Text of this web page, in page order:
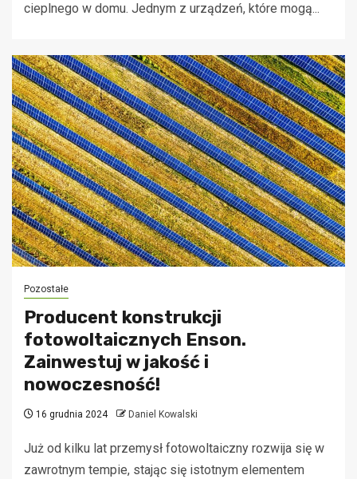
cieplnego w domu. Jednym z urządzeń, które mogą...
Pozostałe
Producent konstrukcji
fotowoltaicznych Enson.
Zainwestuj w jakość i
nowoczesność!
16 grudnia 2024 Daniel Kowalski
Już od kilku lat przemysł fotowoltaiczny rozwija się w
zawrotnym tempie, stając się istotnym elementem